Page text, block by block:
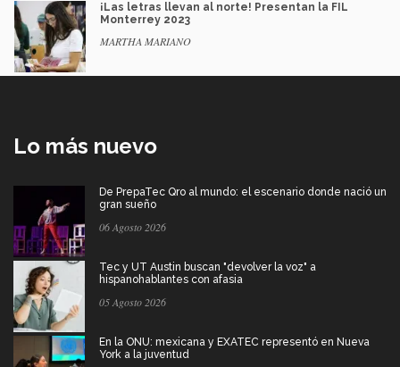
¡Las letras llevan al norte! Presentan la FIL
Monterrey 2023
MARTHA MARIANO
Lo más nuevo
De PrepaTec Qro al mundo: el escenario donde nació un
gran sueño
06 Agosto 2026
Tec y UT Austin buscan "devolver la voz" a
hispanohablantes con afasia
05 Agosto 2026
En la ONU: mexicana y EXATEC representó en Nueva
York a la juventud